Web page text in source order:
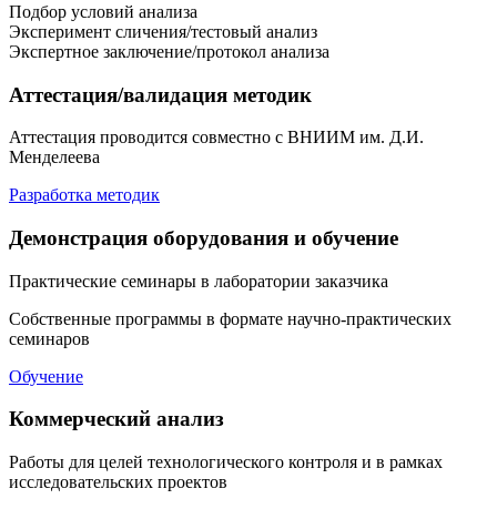
Подбор условий анализа
Эксперимент сличения/тестовый анализ
Экспертное заключение/протокол анализа
Аттестация/валидация методик
Аттестация проводится совместно с ВНИИМ им. Д.И.
Менделеева
Разработка методик
Демонстрация оборудования и обучение
Практические семинары в лаборатории заказчика
Собственные программы в формате научно-практических
семинаров
Обучение
Коммерческий анализ
Работы для целей технологического контроля и в рамках
исследовательских проектов